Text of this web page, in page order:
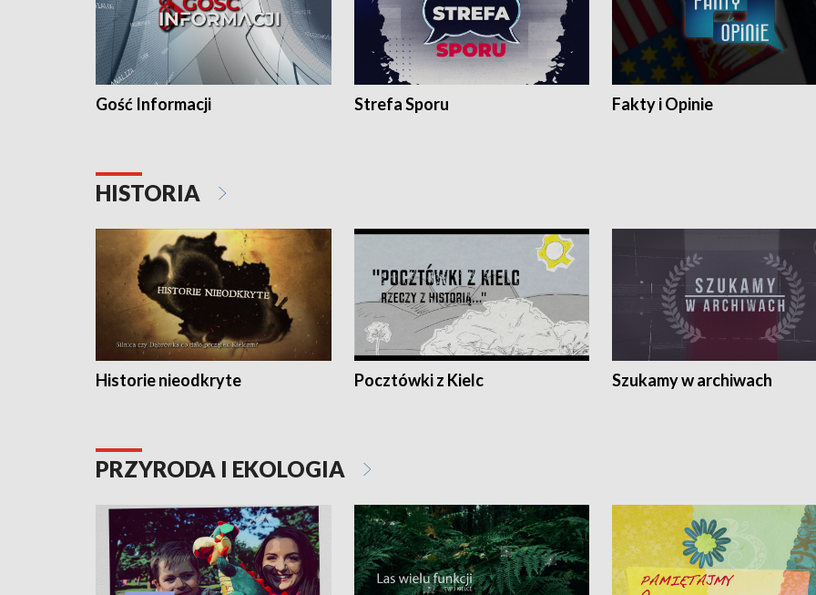
Gość Informacji Strefa Sporu Fakty i Opinie
HISTORIA
Historie nieodkryte Pocztówki z Kielc Szukamy w archiwach
PRZYRODA I EKOLOGIA